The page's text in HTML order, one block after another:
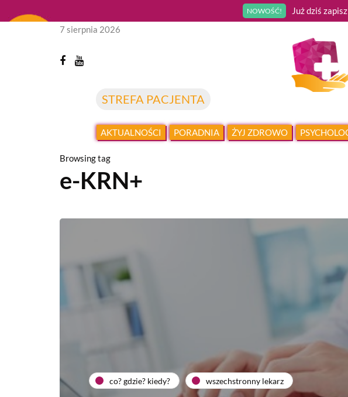
NOWOŚĆ! Już dziś
STREFA PACJENTA
7 sierpnia 2026
AKTUALNOŚCI PORADNIA ŻYJ ZDROWO
Browsing tag
e-KRN+
co? gdzie? kiedy? wszechstronny lekarz